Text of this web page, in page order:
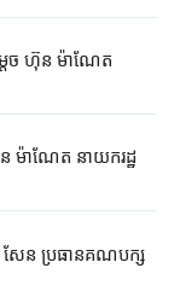
េច ហ៊ុន ម៉ាណែត
ម៉ាណែត នាយករដ្ឋ
សែន ​ប្រធាន​គណបក្ស​